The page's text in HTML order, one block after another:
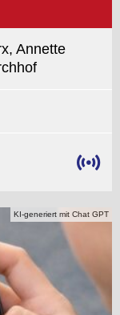
Annette
KI-generiert mit Chat GPT